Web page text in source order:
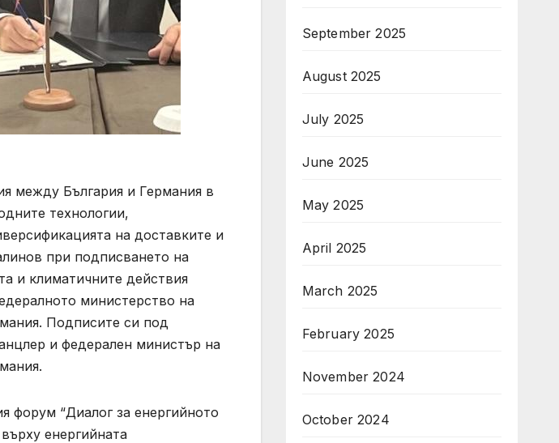
между България и Германия в
технологии,
на доставките и
при подписването на
и климатичните действия
министерство на
Подписите си под
и федерален министър на
форум “Диалог за енергийното
енергийната
September 2025
August 2025
July 2025
June 2025
May 2025
April 2025
March 2025
February 2025
November 2024
October 2024